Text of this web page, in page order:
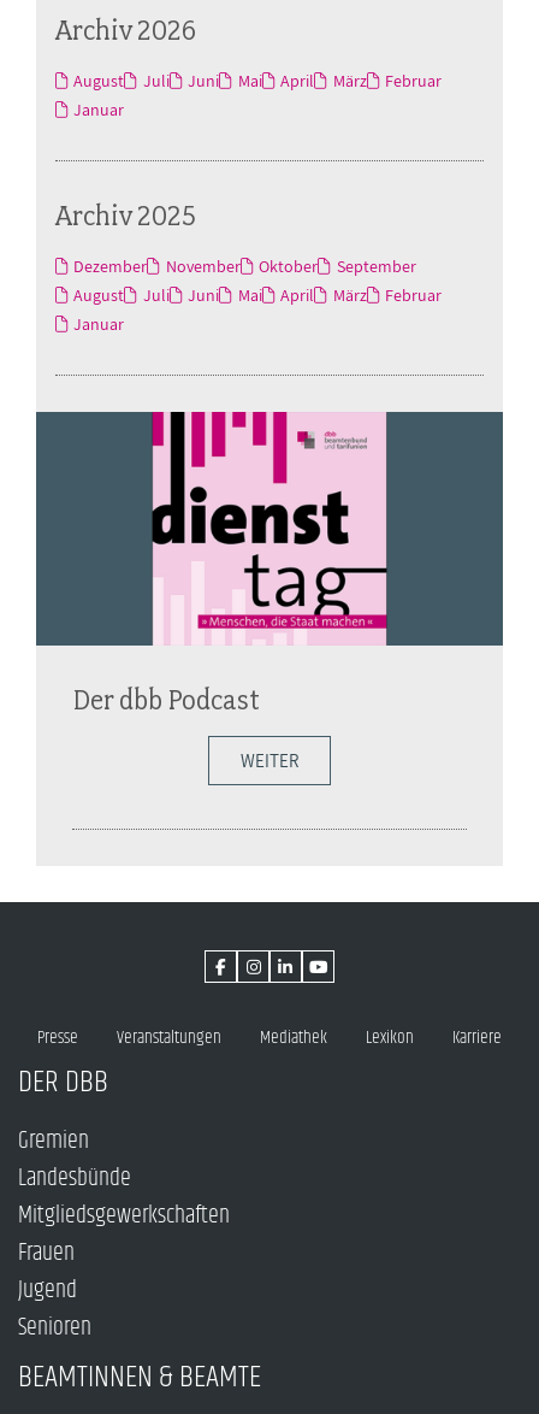
Archiv 2026
August Juli Juni Mai April März
Februar
Januar
Archiv 2025
Dezember November Oktober
September
August
Juli Juni Mai April März
Februar
Januar
Der dbb Podcast
WEITER
Presse Veranstaltungen Mediathek Lexikon Karriere
DER DBB
Gremien
Landesbünde
Mitgliedsgewerkschaften
Frauen
Jugend
Senioren
BEAMTINNEN & BEAMTE